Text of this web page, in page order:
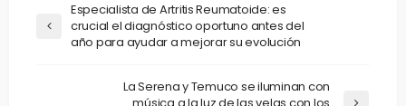
Especialista de Artritis Reumatoide: es
crucial el diagnóstico oportuno antes del
año para ayudar a mejorar su evolución
La Serena y Temuco se iluminan con